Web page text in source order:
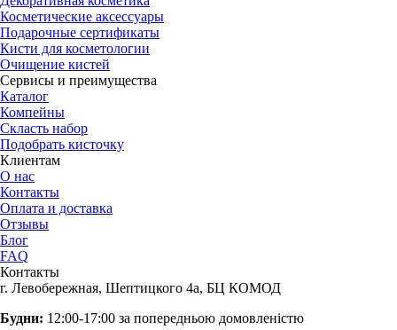
Косметические аксессуары
Подарочные сертификаты
Кисти для косметологии
Очищение кистей
Сервисы и преимущества
Каталог
Компейны
Скласть набор
Подобрать кисточку
Клиентам
О нас
Контакты
Оплата и доставка
Отзывы
Блог
FAQ
Контакты
г. Левобережная, Шептицкого 4а, БЦ КОМОД
Будни: 12:00-17:00 за попередньою домовленістю